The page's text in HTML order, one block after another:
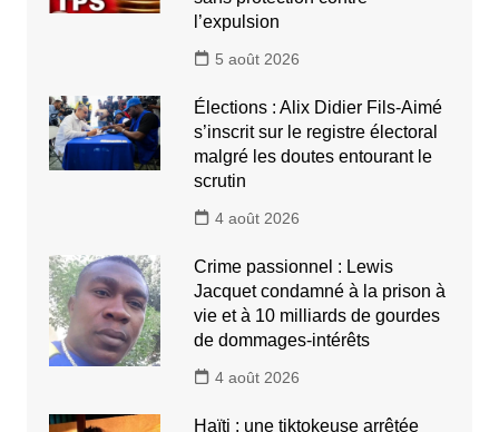
l’expulsion
5 août 2026
Élections : Alix Didier Fils-Aimé
s’inscrit sur le registre électoral
malgré les doutes entourant le
scrutin
4 août 2026
Crime passionnel : Lewis
Jacquet condamné à la prison à
vie et à 10 milliards de gourdes
de dommages-intérêts
4 août 2026
Haïti : une tiktokeuse arrêtée